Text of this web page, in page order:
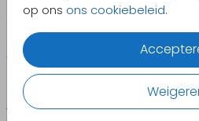
op ons ons cookiebeleid.
CATEGORIEËN
Geboorte
Trouwen